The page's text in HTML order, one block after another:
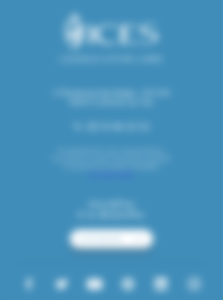
Inscription